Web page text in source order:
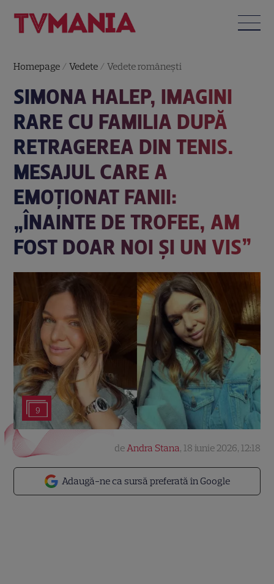
Homepage /Vedete /Vedete româneşti
SIMONA HALEP, IMAGINI
RARE CU FAMILIA DUPĂ
RETRAGEREA DIN TENIS.
MESAJUL CARE A
EMOȚIONAT FANII:
„ÎNAINTE DE TROFEE, AM
FOST DOAR NOI ȘI UN VIS”
9
Adaugă-ne ca sursă preferată în Google
deAndra Stana, 18 iunie 2026, 12:18